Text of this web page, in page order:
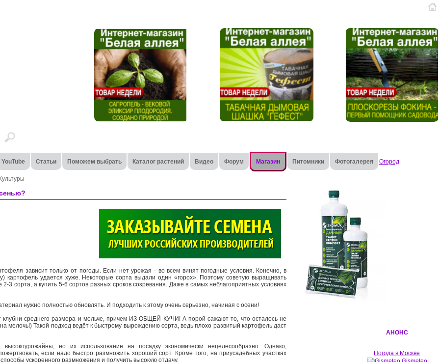
YouTube Статьи Поможем выбрать Каталог растений Видео Форум Магазин Питомники Фотогалерея Огород
Культуры
зависит только от погоды. Если нет урожая - во всем винят погодные условия. Конечно, в
картофель удается хуже. Некоторые сорта выдали один «горох». Поэтому советую выращивать
3 сорта, а купить 5-6 сортов разных сроков созревания. Даже в самых неблагоприятных условиях
нужно полностью обновлять. И подходить к этому очень серьезно, начиная с осени!
среднего размера и мельче, причем ИЗ ОБЩЕЙ КУЧИ! А порой сажают то, что осталось не
мелочь!) Такой подход ведёт к быстрому вырождению сорта, ведь плохо развитый картофель даст
высокоурожайны, но их использование на посадку экономически нецелесообразно. Однако,
если надо быстро размножить хороший сорт. Кроме того, на приусадебных участках
ускоренного размножения и получить высокую отдачу.
АНОНС
Погода в Москве